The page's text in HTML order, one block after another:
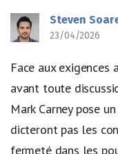
Steven
23/04/2026
Face aux exigences
avant toute
Mark Carney pose
dicteront pas les
fermeté dans les